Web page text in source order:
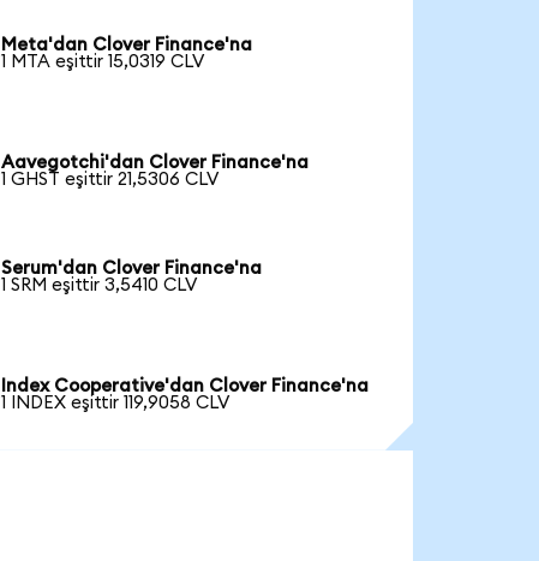
Meta'dan Clover Finance'na
1 MTA eşittir 15,0319 CLV
Aavegotchi'dan Clover Finance'na
1 GHST eşittir 21,5306 CLV
Serum'dan Clover Finance'na
1 SRM eşittir 3,5410 CLV
Index Cooperative'dan Clover Finance'na
1 INDEX eşittir 119,9058 CLV